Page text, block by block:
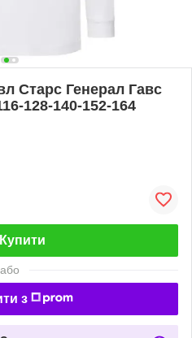
Старс Генерал Гавс
128-140-152-164
Купити
або
з